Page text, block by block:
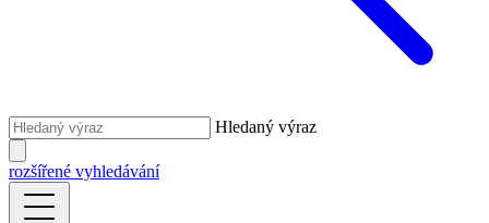
Hledaný výraz
rozšířené vyhledávání